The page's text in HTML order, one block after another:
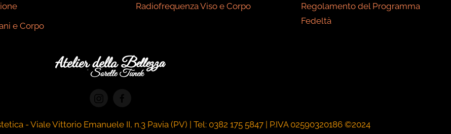
e Corpo
Radiofrequenza Viso e Corpo
Regolamento del Programma
Fedeltà
- Viale Vittorio Emanuele II, n.3 Pavia (PV) | Tel: 0382 175 5847 | P.IVA 02590320186 ©2024